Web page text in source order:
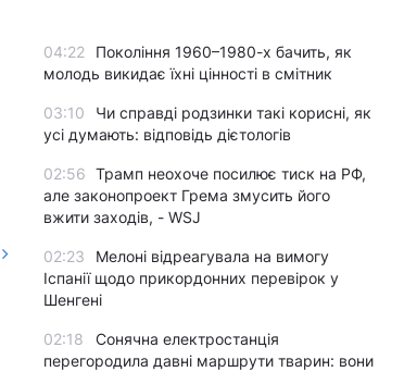
04:22
Покоління 1960–1980-х бачить, як
молодь викидає їхні цінності в смітник
03:10
Чи справді родзинки такі корисні, як
усі думають: відповідь дієтологів
02:56 Трамп неохоче посилює тиск на РФ,
але законопроект Грема змусить його
вжити заходів, - WSJ
02:23
Мелоні відреагувала на вимогу
Іспанії щодо прикордонних перевірок у
Шенгені
02:18
Сонячна електростанція
перегородила давні маршрути тварин: вони